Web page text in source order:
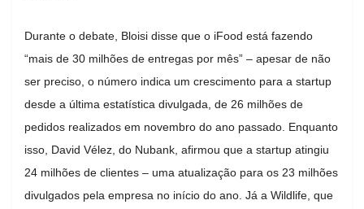
Durante o debate, Bloisi disse que o iFood está fazendo
“mais de 30 milhões de entregas por mês” – apesar de não
ser preciso, o número indica um crescimento para a startup
desde a última estatística divulgada, de 26 milhões de
pedidos realizados em novembro do ano passado. Enquanto
isso, David Vélez, do Nubank, afirmou que a startup atingiu
24 milhões de clientes – uma atualização para os 23 milhões
divulgados pela empresa no início do ano. Já a Wildlife, que